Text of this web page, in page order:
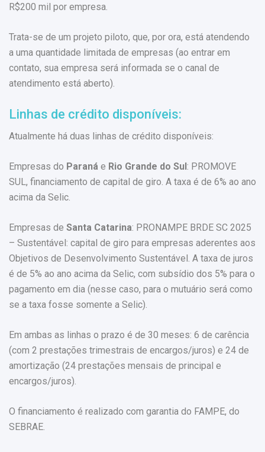
R$200 mil por empresa.
Trata-se de um projeto piloto, que, por ora, está atendendo
a uma quantidade limitada de empresas (ao entrar em
contato, sua empresa será informada se o canal de
atendimento está aberto).
Linhas de crédito disponíveis:
Atualmente há duas linhas de crédito disponíveis:
Empresas do Paraná e Rio Grande do Sul: PROMOVE
SUL, financiamento de capital de giro. A taxa é de 6% ao ano
acima da Selic.
Empresas de Santa Catarina: PRONAMPE BRDE SC 2025
– Sustentável: capital de giro para empresas aderentes aos
Objetivos de Desenvolvimento Sustentável. A taxa de juros
é de 5% ao ano acima da Selic, com subsídio dos 5% para o
pagamento em dia (nesse caso, para o mutuário será como
se a taxa fosse somente a Selic).
Em ambas as linhas o prazo é de 30 meses: 6 de carência
(com 2 prestações trimestrais de encargos/juros) e 24 de
amortização (24 prestações mensais de principal e
encargos/juros).
O financiamento é realizado com garantia do FAMPE, do
SEBRAE.